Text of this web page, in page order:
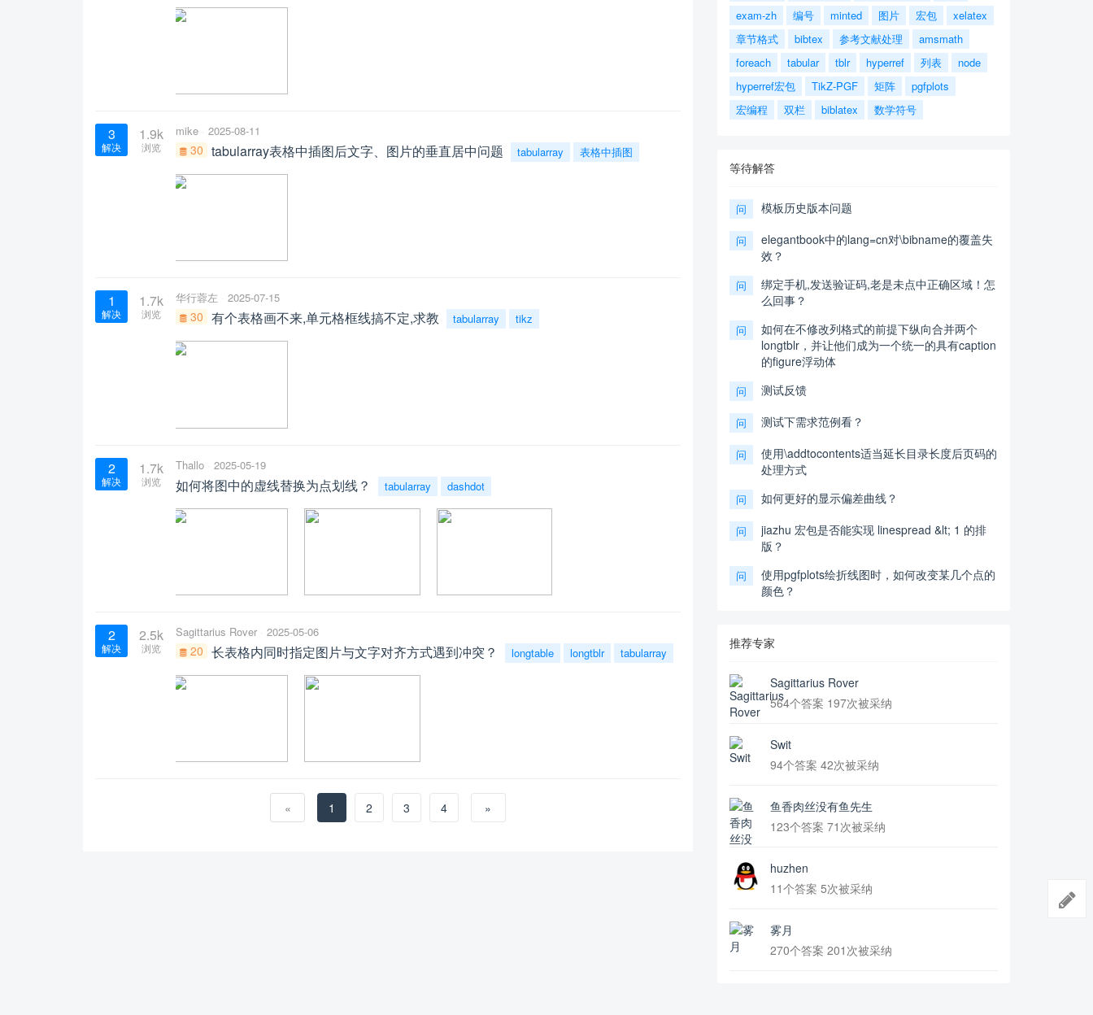
3
解决
1.9k
浏览
mike 2025-08-11
30 tabularray表格中插图后文字、图片的垂直居中问题 tabularray 表格中插图
1
解决
1.7k
浏览
华行蓉左 2025-07-15
30 有个表格画不来,单元格框线搞不定,求教 tabularray tikz
2
解决
1.7k
浏览
Thallo 2025-05-19
如何将图中的虚线替换为点划线？ tabularray dashdot
2
解决
2.5k
浏览
Sagittarius Rover 2025-05-06
20 长表格内同时指定图片与文字对齐方式遇到冲突？ longtable longtblr tabularray
« 1 2 3 4 »
exam-zh
编号 minted 图片 宏包
xelatex
章节格式
bibtex 参考文献处理
amsmath
foreach
tabular tblr hyperref 列表
node
hyperref宏包
TikZ-PGF 矩阵
pgfplots
宏编程
双栏 biblatex 数学符号
等待解答
问 模板历史版本问题
问
elegantbook中的lang=cn对\bibname的覆盖失
效？
问
绑定手机,发送验证码,老是未点中正确区域！怎
么回事？
问
如何在不修改列格式的前提下纵向合并两个
longtblr，并让他们成为一个统一的具有caption
的figure浮动体
问 测试反馈
问 测试下需求范例看？
问
使用\addtocontents适当延长目录长度后页码的
处理方式
问 如何更好的显示偏差曲线？
问
jiazhu 宏包是否能实现 linespread &lt; 1 的排
版？
问
使用pgfplots绘折线图时，如何改变某几个点的
颜色？
推荐专家
Sagittarius Rover
564个答案 197次被采纳
Swit
94个答案 42次被采纳
鱼香肉丝没有鱼先生
123个答案 71次被采纳
huzhen
11个答案 5次被采纳
雾月
270个答案 201次被采纳